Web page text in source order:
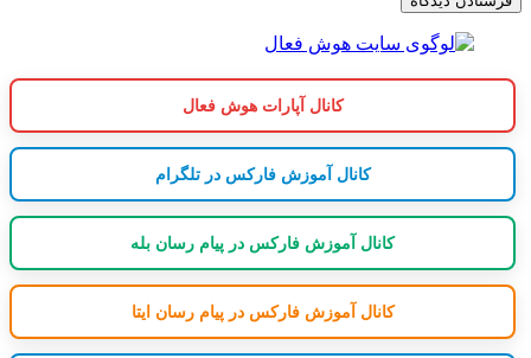
کانال آپارات هوش فعال
کانال آموزش فارکس در تلگرام
کانال آموزش فارکس در پیام رسان بله
کانال آموزش فارکس در پیام رسان ایتا